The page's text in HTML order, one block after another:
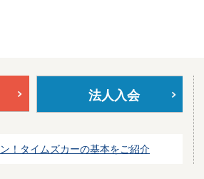
法人入会
！タイムズカーの基本をご紹介